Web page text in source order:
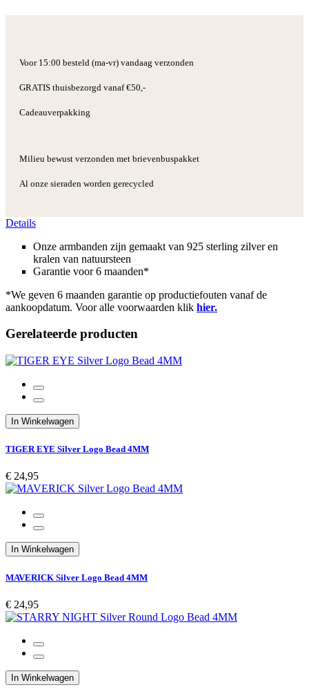
Voor 15:00 besteld (ma-vr) vandaag verzonden
GRATIS thuisbezorgd vanaf €50,-
Cadeauverpakking
Milieu bewust verzonden met brievenbuspakket
Al onze sieraden worden gerecycled
Details
Onze armbanden zijn gemaakt van 925 sterling zilver en
kralen van natuursteen
Garantie voor 6 maanden*
*We geven 6 maanden garantie op productiefouten vanaf de
aankoopdatum. Voor alle voorwaarden klik hier.
Gerelateerde producten
In Winkelwagen
TIGER EYE Silver Logo Bead 4MM
€ 24,95
In Winkelwagen
MAVERICK Silver Logo Bead 4MM
€ 24,95
In Winkelwagen